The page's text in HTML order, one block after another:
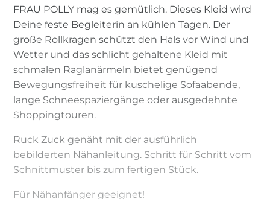
FRAU POLLY mag es gemütlich. Dieses Kleid wird
Deine feste Begleiterin an kühlen Tagen. Der
große Rollkragen schützt den Hals vor Wind und
Wetter und das schlicht gehaltene Kleid mit
schmalen Raglanärmeln bietet genügend
Bewegungsfreiheit für kuschelige Sofaabende,
lange Schneespaziergänge oder ausgedehnte
Shoppingtouren.
Ruck Zuck genäht mit der ausführlich
bebilderten Nähanleitung. Schritt für Schritt vom
Schnittmuster bis zum fertigen Stück.
Für Nähanfänger geeignet!